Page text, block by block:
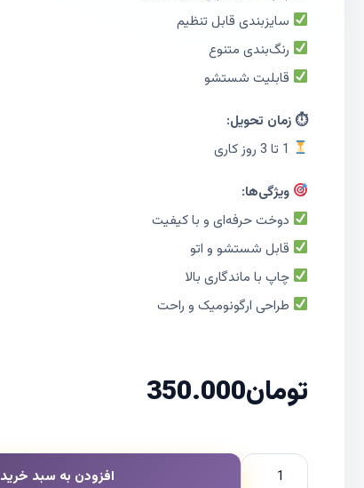
سایزبندی قابل تنظیم
رنگ‌بندی متنوع
قابلیت شستشو
⏱ زمان تحویل:
ویژگی‌ها:
دوخت حرفه‌ای و با کیفیت
قابل شستشو و اتو
چاپ با ماندگاری بالا
طراحی ارگونومیک و راحت
تومان350.000
افزودن به سبد خرید